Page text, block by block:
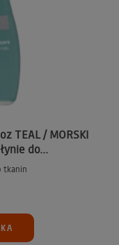
TEAL / MORSKI
do...
tkanin